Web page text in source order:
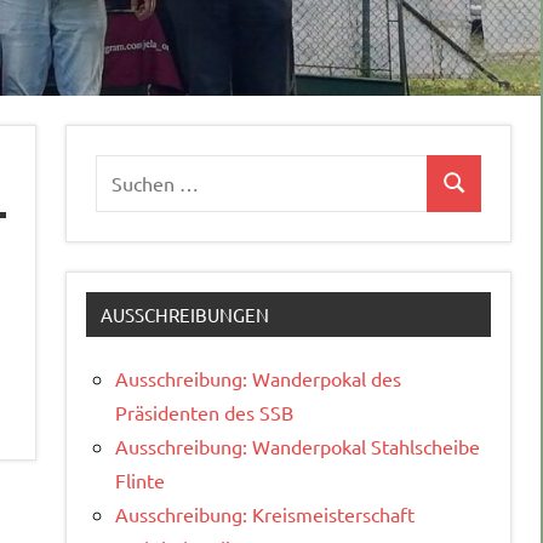
Suchen
nach:
Suchen
AUSSCHREIBUNGEN
Ausschreibung: Wanderpokal des
Präsidenten des SSB
Ausschreibung: Wanderpokal Stahlscheibe
Flinte
Ausschreibung: Kreismeisterschaft